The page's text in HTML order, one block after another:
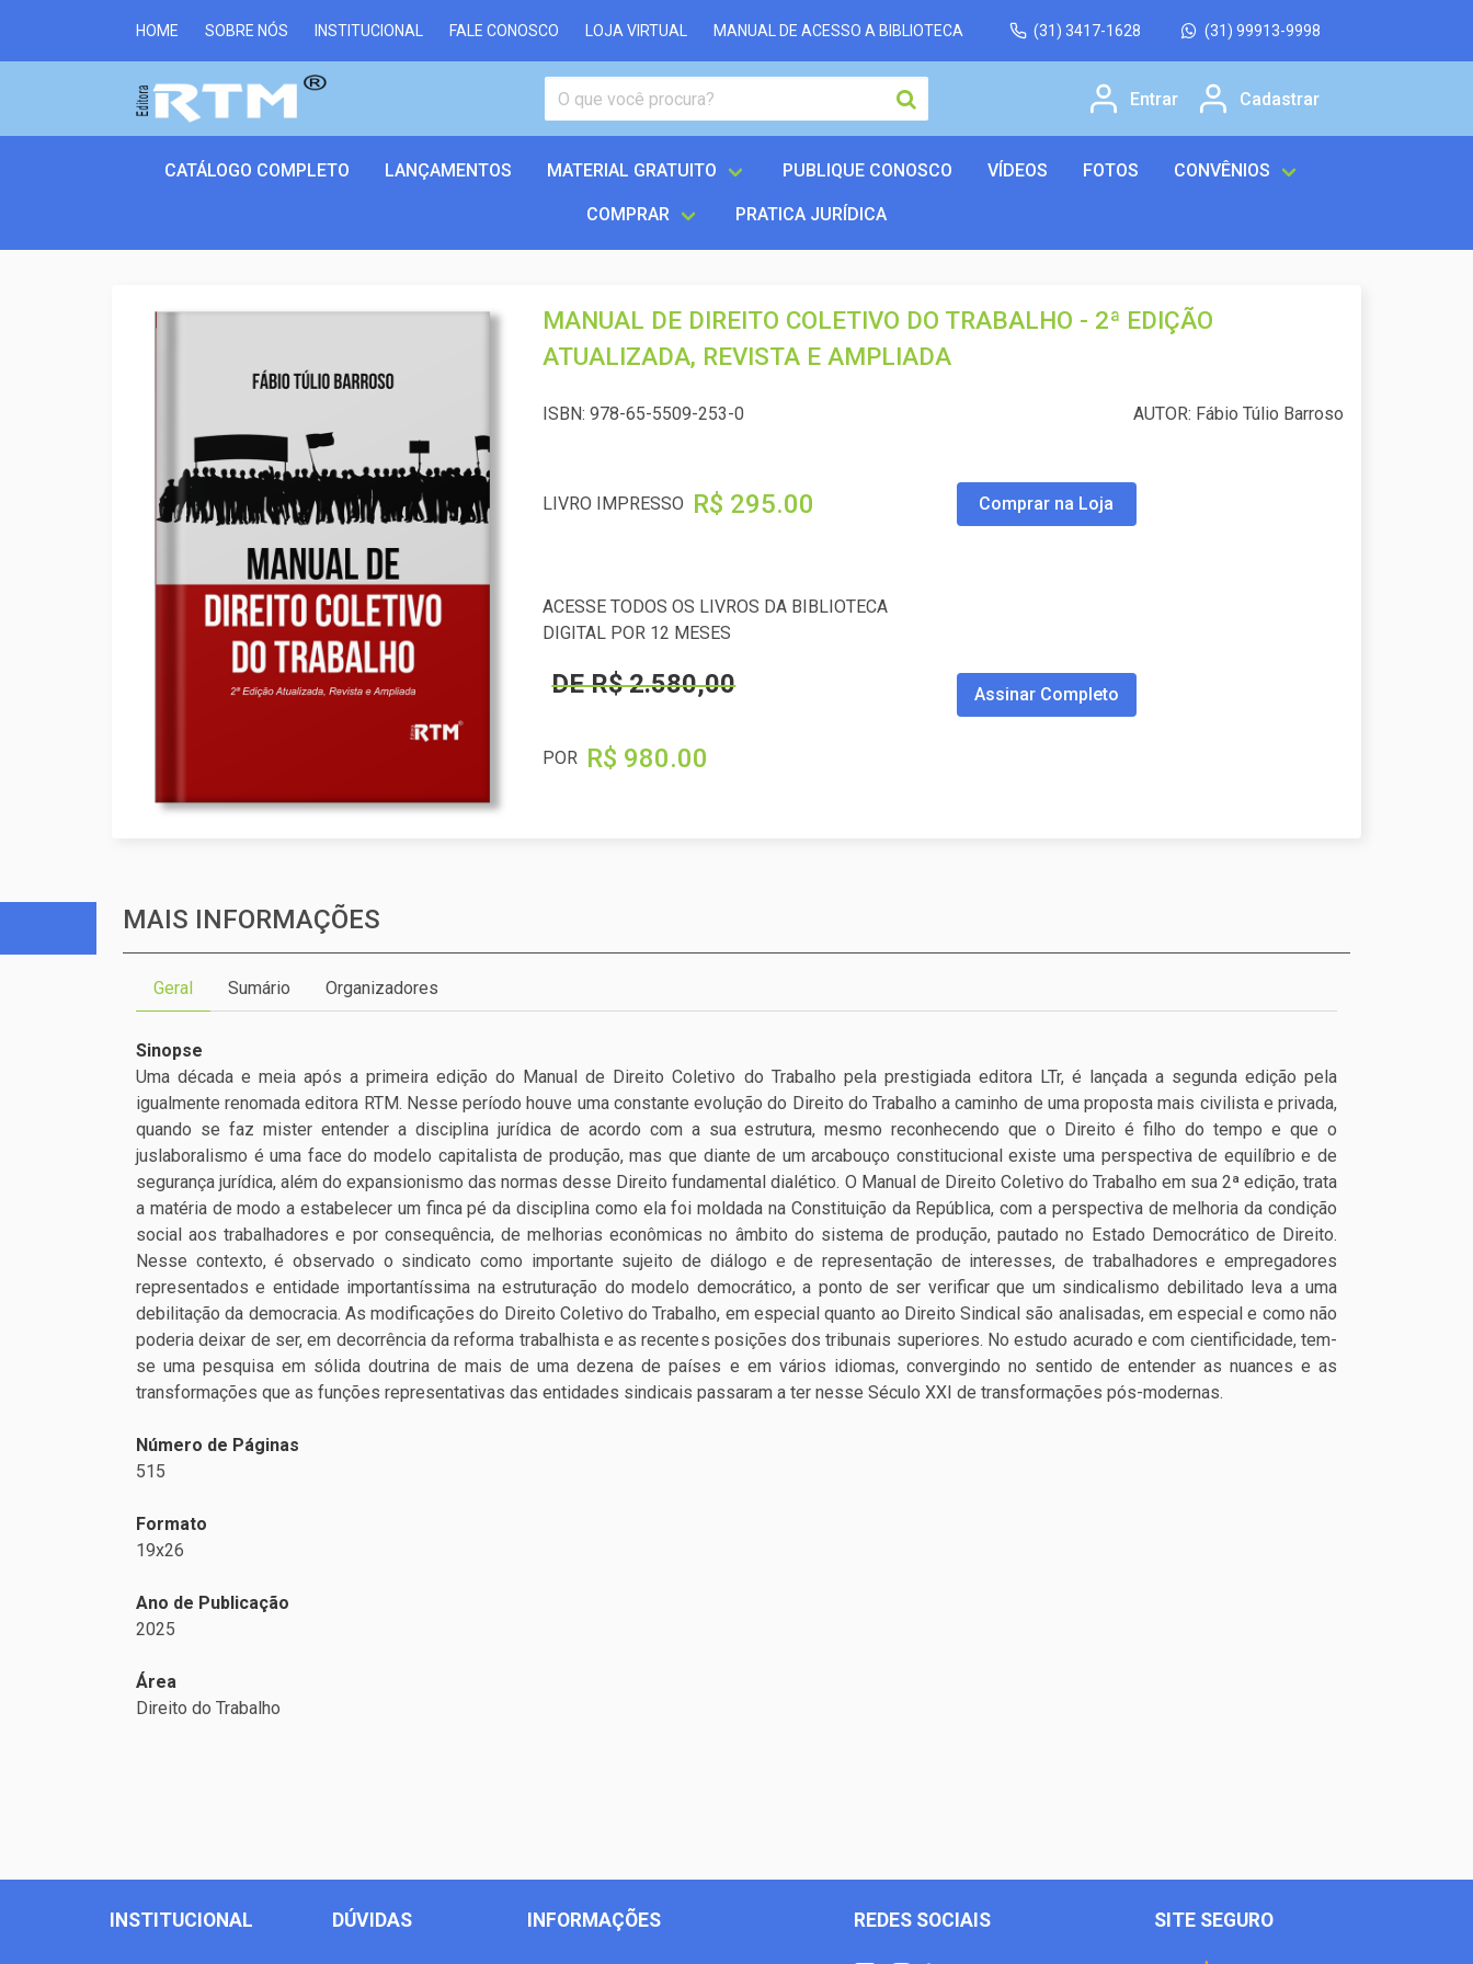
HOME SOBRE NÓS INSTITUCIONAL FALE CONOSCO LOJA VIRTUAL MANUAL DE ACESSO A BIBLIOTECA (31) 3417-1628 (31) 99913-9998
Entrar Cadastrar
CATÁLOGO COMPLETO LANÇAMENTOS MATERIAL GRATUITO PUBLIQUE CONOSCO VÍDEOS FOTOS CONVÊNIOS
COMPRAR PRATICA JURÍDICA
MANUAL DE DIREITO COLETIVO DO TRABALHO - 2ª EDIÇÃO
ATUALIZADA, REVISTA E AMPLIADA
ISBN: 978-65-5509-253-0 AUTOR: Fábio Túlio Barroso
LIVRO IMPRESSO R$ 295.00 Comprar na Loja
ACESSE TODOS OS LIVROS DA BIBLIOTECA
DIGITAL POR 12 MESES
DE R$ 2.580,00
POR R$ 980.00
Assinar Completo
MAIS INFORMAÇÕES
Geral Sumário Organizadores
Sinopse
Uma década e meia após a primeira edição do Manual de Direito Coletivo do Trabalho pela prestigiada editora LTr, é lançada a segunda edição pela
igualmente renomada editora RTM. Nesse período houve uma constante evolução do Direito do Trabalho a caminho de uma proposta mais civilista e privada,
quando se faz mister entender a disciplina jurídica de acordo com a sua estrutura, mesmo reconhecendo que o Direito é filho do tempo e que o
juslaboralismo é uma face do modelo capitalista de produção, mas que diante de um arcabouço constitucional existe uma perspectiva de equilíbrio e de
segurança jurídica, além do expansionismo das normas desse Direito fundamental dialético. O Manual de Direito Coletivo do Trabalho em sua 2ª edição, trata
a matéria de modo a estabelecer um finca pé da disciplina como ela foi moldada na Constituição da República, com a perspectiva de melhoria da condição
social aos trabalhadores e por consequência, de melhorias econômicas no âmbito do sistema de produção, pautado no Estado Democrático de Direito.
Nesse contexto, é observado o sindicato como importante sujeito de diálogo e de representação de interesses, de trabalhadores e empregadores
representados e entidade importantíssima na estruturação do modelo democrático, a ponto de ser verificar que um sindicalismo debilitado leva a uma
debilitação da democracia. As modificações do Direito Coletivo do Trabalho, em especial quanto ao Direito Sindical são analisadas, em especial e como não
poderia deixar de ser, em decorrência da reforma trabalhista e as recentes posições dos tribunais superiores. No estudo acurado e com cientificidade, tem-
se uma pesquisa em sólida doutrina de mais de uma dezena de países e em vários idiomas, convergindo no sentido de entender as nuances e as
transformações que as funções representativas das entidades sindicais passaram a ter nesse Século XXI de transformações pós-modernas.
Número de Páginas
515
Formato
19x26
Ano de Publicação
2025
Área
Direito do Trabalho
INSTITUCIONAL DÚVIDAS INFORMAÇÕES REDES SOCIAIS SITE SEGURO